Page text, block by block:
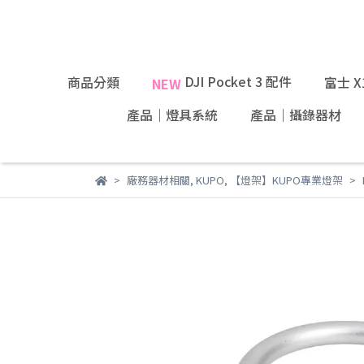
商品分類 NEWDJI Pocket 3 配件
富士
產品｜燈具系統
產品｜攝錄器材
廠務器材相關, KUPO, 【燈架】KUPO專業燈架